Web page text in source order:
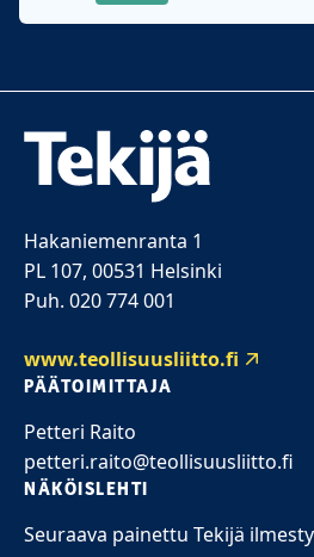
Hakaniemenranta 1
PL 107, 00531 Helsinki
Puh. 020 774 001
www.teollisuusliitto.fi
PÄÄTOIMITTAJA
Petteri Raito
petteri.raito@teollisuusliitto.fi
NÄKÖISLEHTI
Seuraava painettu Tekijä